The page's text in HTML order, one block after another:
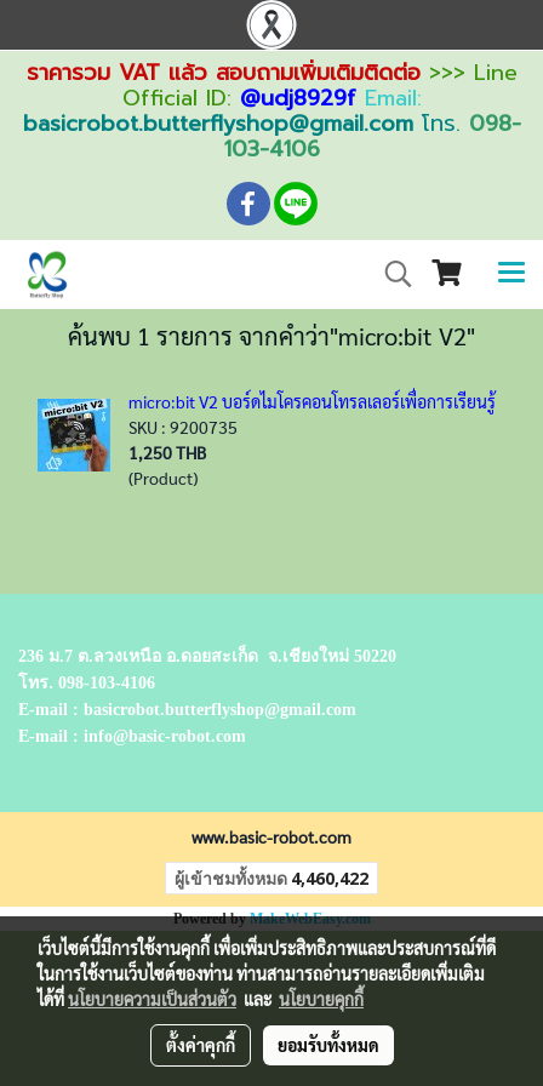
ราคารวม VAT แล้ว สอบถามเพิ่มเติมติดต่อ>>> Line
Official ID: @udj8929f Email:
basicrobot.butterflyshop@gmail.comโทร. 098-
103-4106
ค้นพบ 1 รายการ จากคำว่า"micro:bit V2"
micro:bit V2 บอร์ดไมโครคอนโทรลเลอร์เพื่อการเรียนรู้
SKU : 9200735
1,250 THB
(Product)
236 ม.7 ต.ลวงเหนือ อ.ดอยสะเก็ด จ.เชียงใหม่ 50220
โทร. 098-103-4106
E-mail : basicrobot.butterflyshop@gmail.com
E-mail : info@basic-robot.com
www.basic-robot.com
ผู้เข้าชมทั้งหมด 4,460,422
Powered byMakeWebEasy.com
เว็บไซต์นี้มีการใช้งานคุกกี้ เพื่อเพิ่มประสิทธิภาพและประสบการณ์ที่ดี
ในการใช้งานเว็บไซต์ของท่าน ท่านสามารถอ่านรายละเอียดเพิ่มเติม
ได้ที่นโยบายความเป็นส่วนตัว และ นโยบายคุกกี้
ตั้งค่าคุกกี้ ยอมรับทั้งหมด